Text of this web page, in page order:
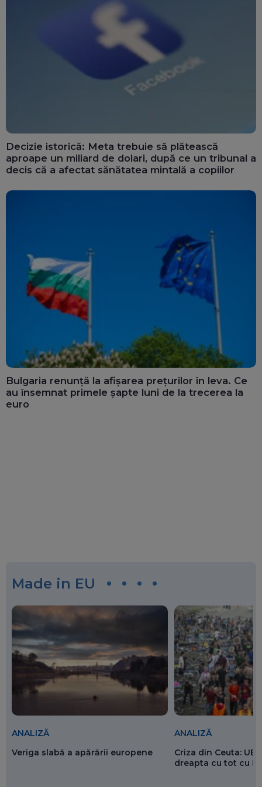
Decizie istorică: Meta trebuie să plătească
aproape un miliard de dolari, după ce un tribunal a
decis că a afectat sănătatea mintală a copiilor
Bulgaria renunță la afișarea prețurilor în leva. Ce
au însemnat primele șapte luni de la trecerea la
euro
Made in EU
ANALIZĂ
Veriga slabă a apărării europene
ANALIZĂ
Criza din Ceuta: UE
dreapta cu tot cu